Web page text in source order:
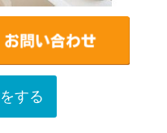
する